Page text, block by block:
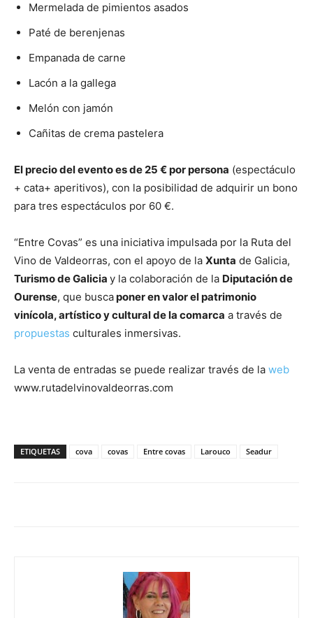
Mermelada de pimientos asados
Paté de berenjenas
Empanada de carne
Lacón a la gallega
Melón con jamón
Cañitas de crema pastelera
El precio del evento es de 25 € por persona (espectáculo
+ cata+ aperitivos), con la posibilidad de adquirir un bono
para tres espectáculos por 60 €.
“Entre Covas” es una iniciativa impulsada por la Ruta del
Vino de Valdeorras, con el apoyo de la Xunta de Galicia,
Turismo de Galicia y la colaboración de la Diputación de
Ourense, que buscaponer en valor el patrimonio
vinícola, artístico y cultural de la comarca a través de
propuestas culturales inmersivas.
La venta de entradas se puede realizar través de la web
www.rutadelvinovaldeorras.com
ETIQUETAS cova covas Entre covas Larouco Seadur